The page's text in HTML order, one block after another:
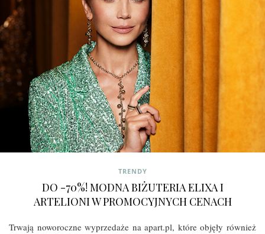
TRENDY
DO -70%! MODNA BIŻUTERIA ELIXA I
ARTELIONI W PROMOCYJNYCH CENACH
Trwają noworoczne wyprzedaże na apart.pl, które objęły również